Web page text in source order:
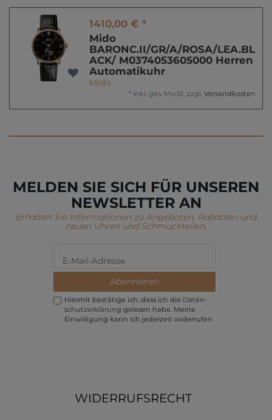
1410,00 € *
Mido
BARONC.II/GR/A/ROSA/LEA.BL
ACK/ M0374053605000 Herren
Automatikuhr
Mido
* inkl. ges. MwSt. zzgl. Versandkosten
MELDEN SIE SICH FÜR UNSEREN
NEWSLETTER AN
Erhalten Sie Informationen zu Angeboten, Rabatten und
neuen Uhren und Schmuckteilen.
Abonnieren
Hiermit bestätige ich, dass ich die Daten­
schutz­erklärung gelesen habe. Meine
Einwilligung kann ich jederzeit widerrufen.
WIDERRUFSRECHT